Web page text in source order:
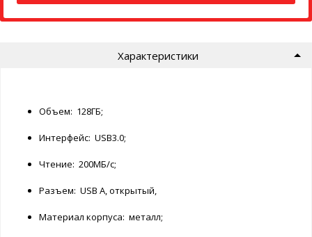
Характеристики
Объем: 128ГБ;
Интерфейс: USB3.0;
Чтение: 200МБ/с;
Разъем: USB А, открытый,
Материал корпуса: металл;